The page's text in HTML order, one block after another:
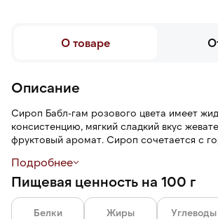
О товаре
Описание
Сироп Бабл-гам розового цвета имеет
консистенцию, мягкий сладкий вкус
фруктовый аромат. Сироп сочетается с
Пластиковая бутылка прочна, практична,
внешним воздействиям.
Подробнее
Пищевая ценность на 100 г
Белки Жиры Углеводы